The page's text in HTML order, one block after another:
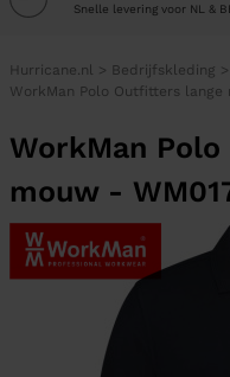
Snelle levering voor NL &
Hurricane.nl > Bedrijfskleding >
WorkMan Polo Outfitters lange
WorkMan
mouw -